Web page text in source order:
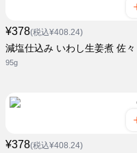
¥378(税込¥408.24)
減塩仕込み いわし生姜煮 佐々
95g
¥378(税込¥408.24)